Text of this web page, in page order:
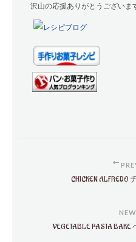
沢山の応援ありがとうございま
CHICKEN
VEGETABLE PASTA